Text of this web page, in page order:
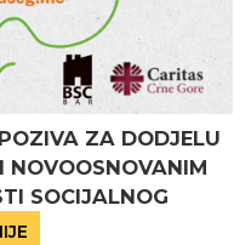
ZA DODJELU
NOVOOSNOVANIM
SOCIJALNOG